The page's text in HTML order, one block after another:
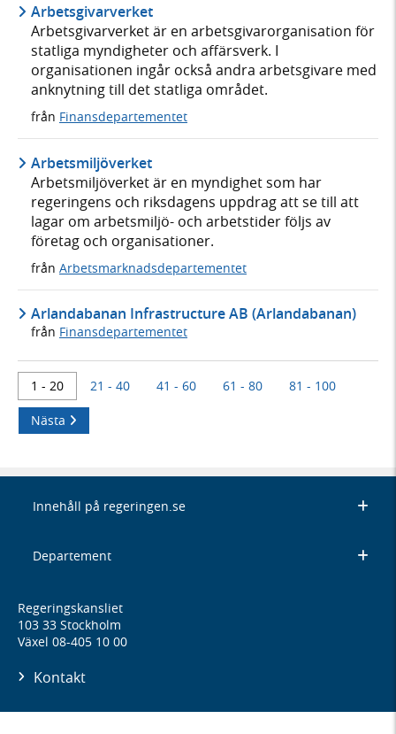
Arbetsgivarverket
Arbetsgivarverket är en arbetsgivarorganisation för
statliga myndigheter och affärsverk. I
organisationen ingår också andra arbetsgivare med
anknytning till det statliga området.
från Finansdepartementet
Arbetsmiljöverket
Arbetsmiljöverket är en myndighet som har
regeringens och riksdagens uppdrag att se till att
lagar om arbetsmiljö- och arbetstider följs av
företag och organisationer.
från Arbetsmarknadsdepartementet
Arlandabanan Infrastructure AB (Arlandabanan)
från Finansdepartementet
1 - 20 21 - 40 41 - 60 61 - 80 81 - 100
Nästa
Innehåll på regeringen.se
Departement
Regeringskansliet
103 33 Stockholm
Växel 08-405 10 00
Kontakt